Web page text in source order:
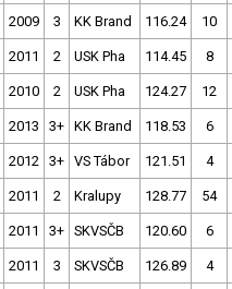
2009 3 KK Brand 116.24 10
2011 2 USK Pha 114.45 8
2010 2 USK Pha 124.27 12
2013 3+ KK Brand 118.53 6
2012 3+ VS Tábor 121.51 4
2011 2 Kralupy 128.77 54
2011 3+ SKVSČB 120.60 6
2011 3 SKVSČB 126.89 4